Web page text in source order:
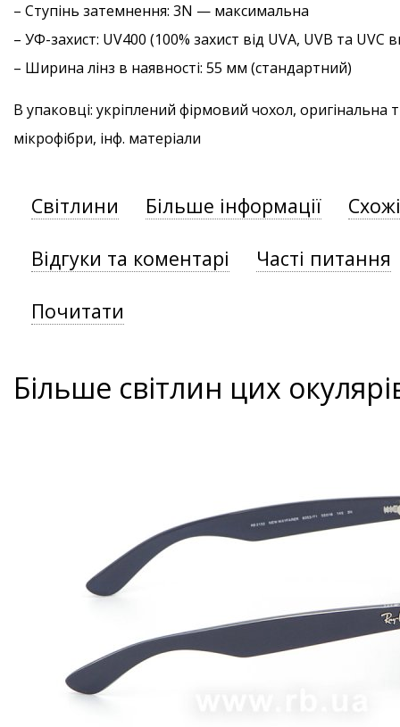
– Ступінь затемнення: 3N — максимальна
– УФ-захист: UV400 (100% захист від UVA, UVB та
– Ширина лінз в наявності: 55 мм (стандартний)
В упаковці: укріплений фірмовий чохол, оригінальна
мікрофібри, інф. матеріали
Світлини Більше інформації
Відгуки та коментарі Часті питання
Почитати
Більше світлин цих